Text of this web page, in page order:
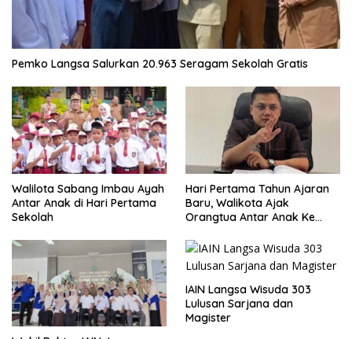
Pemko Langsa Salurkan 20.963 Seragam Sekolah Gratis
Walilota Sabang Imbau Ayah
Antar Anak di Hari Pertama
Sekolah
Hari Pertama Tahun Ajaran
Baru, Walikota Ajak
Orangtua Antar Anak Ke
IAIN Langsa Wisuda 303
Lulusan Sarjana dan
Magister